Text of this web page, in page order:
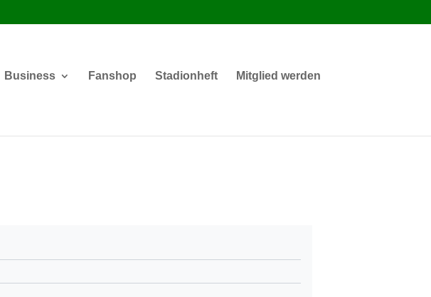
Business Fanshop Stadionheft Mitglied werden